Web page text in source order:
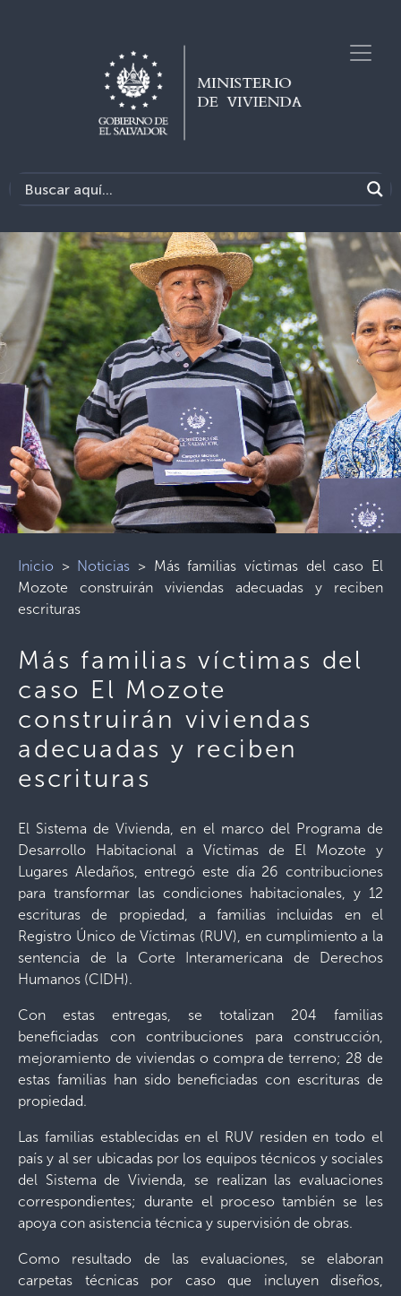
Inicio > Noticias > Más familias víctimas del caso El
Mozote construirán viviendas adecuadas y reciben
escrituras
Más familias víctimas del
caso El Mozote
construirán viviendas
adecuadas y reciben
escrituras
El Sistema de Vivienda, en el marco del Programa de
Desarrollo Habitacional a Víctimas de El Mozote y
Lugares Aledaños, entregó este día 26 contribuciones
para transformar las condiciones habitacionales, y 12
escrituras de propiedad, a familias incluidas en el
Registro Único de Víctimas (RUV), en cumplimiento a la
sentencia de la Corte Interamericana de Derechos
Humanos (CIDH).
Con estas entregas, se totalizan 204 familias
beneficiadas con contribuciones para construcción,
mejoramiento de viviendas o compra de terreno; 28 de
estas familias han sido beneficiadas con escrituras de
propiedad.
Las familias establecidas en el RUV residen en todo el
país y al ser ubicadas por los equipos técnicos y sociales
del Sistema de Vivienda, se realizan las evaluaciones
correspondientes; durante el proceso también se les
apoya con asistencia técnica y supervisión de obras.
Como resultado de las evaluaciones, se elaboran
carpetas técnicas por caso que incluyen diseños,